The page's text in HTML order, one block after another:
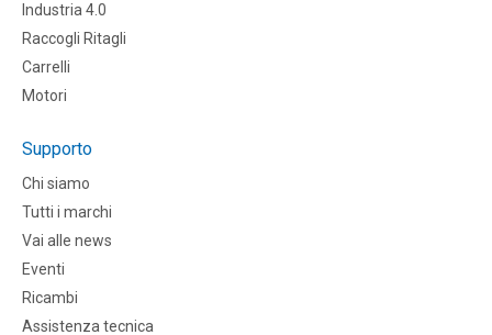
Industria 4.0
Raccogli Ritagli
Carrelli
Motori
Supporto
Chi siamo
Tutti i marchi
Vai alle news
Eventi
Ricambi
Assistenza tecnica